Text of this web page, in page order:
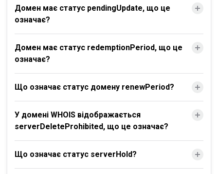
Домен має статус pendingUpdate, що це
означає?
Домен має статус redemptionPeriod, що це
означає?
Що означає статус домену renewPeriod?
У домені WHOIS відображається
serverDeleteProhibited, що це означає?
Що означає статус serverHold?